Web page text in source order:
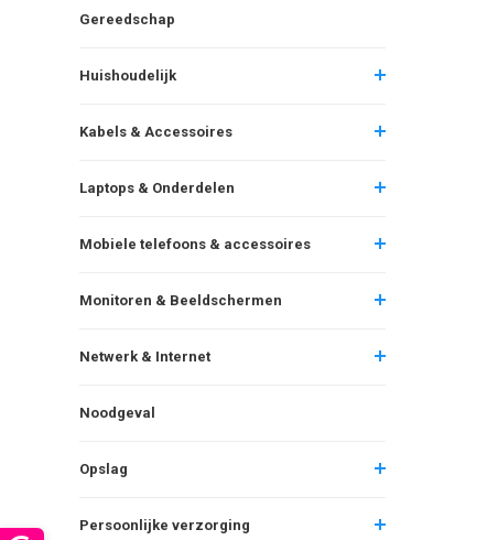
Gereedschap
Huishoudelijk
Kabels & Accessoires
Laptops & Onderdelen
Mobiele telefoons & accessoires
Monitoren & Beeldschermen
Netwerk & Internet
Noodgeval
Opslag
Persoonlijke verzorging